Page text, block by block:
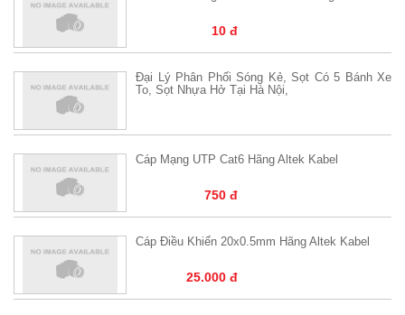
10 đ
Đại Lý Phân Phối Sóng Kẻ, Sọt Có 5 Bánh Xe
To, Sọt Nhựa Hở Tại Hà Nội,
Cáp Mạng UTP Cat6 Hãng Altek Kabel
750 đ
Cáp Điều Khiển 20x0.5mm Hãng Altek Kabel
25.000 đ